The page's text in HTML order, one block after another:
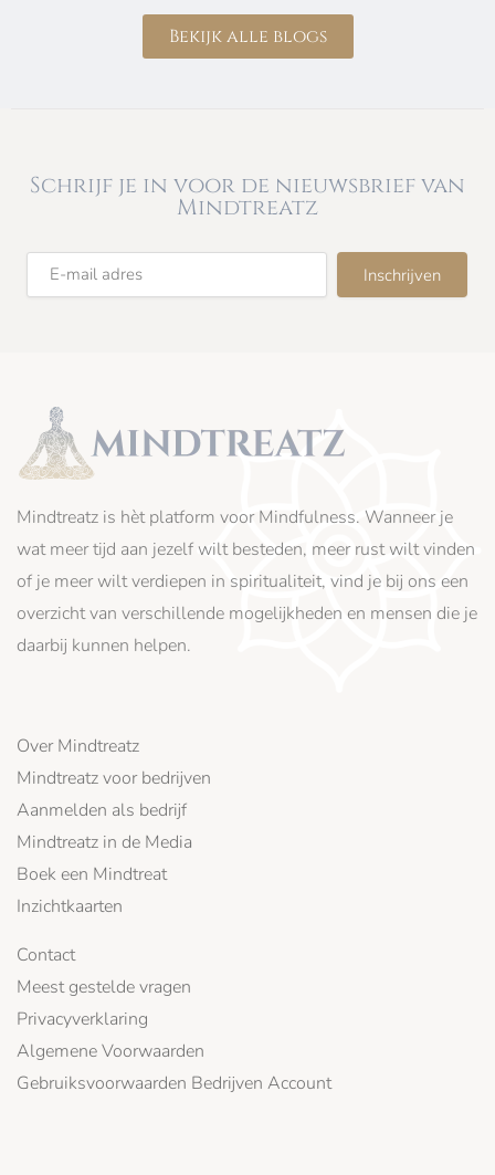
Bekijk alle blogs
Schrijf je in voor de nieuwsbrief van
Mindtreatz
Mindtreatz is hèt platform voor Mindfulness. Wanneer je
wat meer tijd aan jezelf wilt besteden, meer rust wilt vinden
of je meer wilt verdiepen in spiritualiteit, vind je bij ons een
overzicht van verschillende mogelijkheden en mensen die je
daarbij kunnen helpen.
Over Mindtreatz
Mindtreatz voor bedrijven
Aanmelden als bedrijf
Mindtreatz in de Media
Boek een Mindtreat
Inzichtkaarten
Contact
Meest gestelde vragen
Privacyverklaring
Algemene Voorwaarden
Gebruiksvoorwaarden Bedrijven Account